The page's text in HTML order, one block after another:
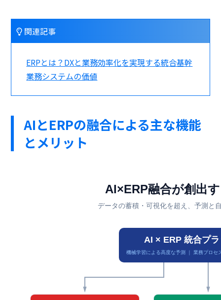
関連記事
ERPとは？DXと業務効率化を実現する統合基幹
業務システムの価値
AIとERPの融合による主な機能
とメリット
AI×ERP融合が創出
データの蓄積・可視化を超え、予測と
AI × ERP 統合プ
機械学習による高度な予測 ｜ 業務プロセ